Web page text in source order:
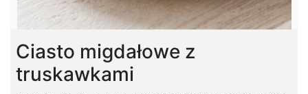
Ciasto migdałowe z
truskawkami